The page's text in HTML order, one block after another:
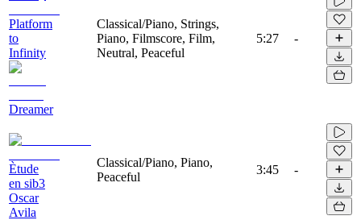
Platform
to
Infinity
Dreamer
Classical/Piano, Strings,
Piano, Filmscore, Film,
Neutral, Peaceful
5:27 -
Ètude
en sib3
Oscar
Avila
Classical/Piano, Piano,
Peaceful
3:45 -